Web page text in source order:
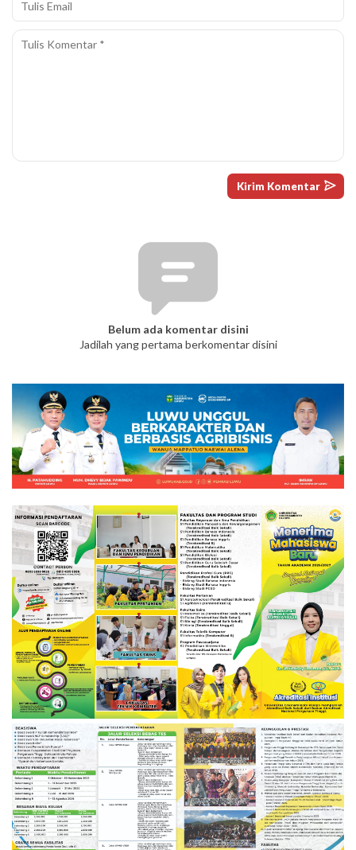
Belum ada komentar disini
Jadilah yang pertama berkomentar disini